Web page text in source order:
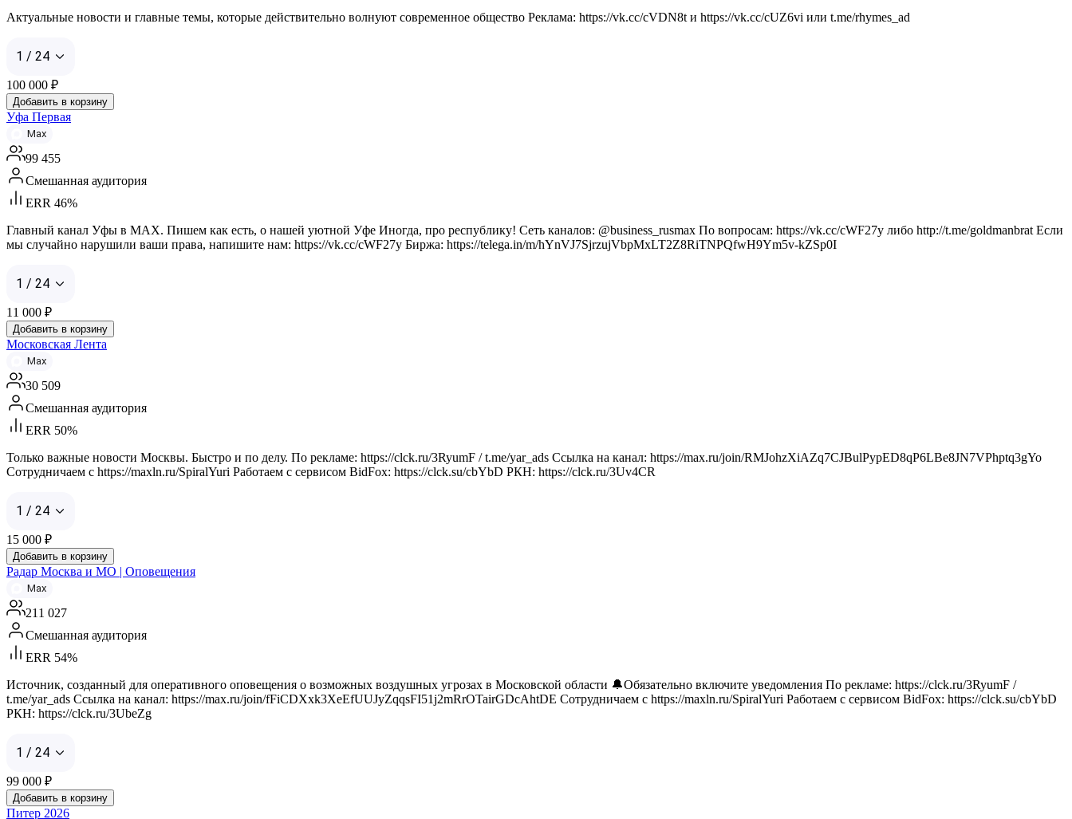
Актуальные новости и главные темы, которые действительно волнуют современное общество Реклама: https://vk.cc/cVDN8t и https://vk.cc/cUZ6vi или t.me/rhymes_ad
1 / 24
100 000 ₽
Добавить в корзину
Уфа Первая
Max
99 455
Смешанная аудитория
ERR 46%
Главный канал Уфы в MAX. Пишем как есть, о нашей уютной Уфе Иногда, про республику! Сеть каналов: @business_rusmax По вопросам: https://vk.cc/cWF27y либо http://t.me/goldmanbrat Если
мы случайно нарушили ваши права, напишите нам: https://vk.cc/cWF27y Биржа: https://telega.in/m/hYnVJ7SjrzujVbpMxLT2Z8RiTNPQfwH9Ym5v-kZSp0I
1 / 24
11 000 ₽
Добавить в корзину
Московская Лента
Max
30 509
Смешанная аудитория
ERR 50%
Только важные новости Москвы. Быстро и по делу. По рекламе: https://clck.ru/3RyumF / t.me/yar_ads Ссылка на канал: https://max.ru/join/RMJohzXiAZq7CJBulPypED8qP6LBe8JN7VPhptq3gYo
Сотрудничаем с https://maxln.ru/SpiralYuri Работаем с сервисом BidFox: https://clck.su/cbYbD РКН: https://clck.ru/3Uv4CR
1 / 24
15 000 ₽
Добавить в корзину
Радар Москва и МО | Оповещения
Max
211 027
Смешанная аудитория
ERR 54%
Источник, созданный для оперативного оповещения о возможных воздушных угрозах в Московской области 🔔Обязательно включите уведомления По рекламе: https://clck.ru/3RyumF /
t.me/yar_ads Ссылка на канал: https://max.ru/join/fFiCDXxk3XeEfUUJyZqqsFI51j2mRrOTairGDcAhtDE Сотрудничаем с https://maxln.ru/SpiralYuri Работаем с сервисом BidFox: https://clck.su/cbYbD
РКН: https://clck.ru/3UbeZg
1 / 24
99 000 ₽
Добавить в корзину
Питер 2026